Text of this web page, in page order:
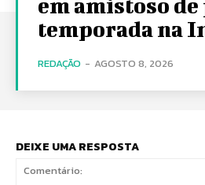
temporada na
REDAÇÃO - AGOSTO 8, 2026
DEIXE UMA RESPOSTA